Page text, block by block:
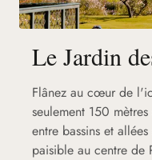
Le Jardin
Flânez au cœur de
seulement 150
entre bassins et
paisible au centre de